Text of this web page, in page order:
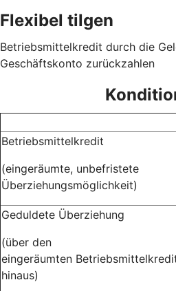
Flexibel tilgen
Betriebsmittelkredit durch die
Geschäftskonto zurückzahlen
Betriebsmittelkredit
(eingeräumte, unbefristete
Überziehungsmöglichkeit)
Geduldete Überziehung
(über den
eingeräumten
hinaus)